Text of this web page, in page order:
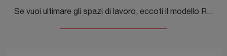
Se vuoi ultimare gli spazi di lavoro, eccoti il modello Rachel Wheels di Cattelan Italia tra differenti soluzioni di sedie operative.